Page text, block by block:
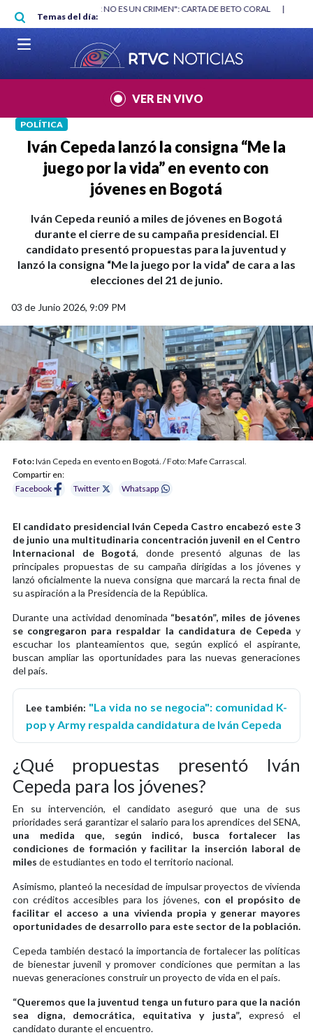
Pasar al contenido principal
Temas del día:
"HABLAR NO ES UN CRIMEN": CARTA DE BETO CORAL |
VER EN VIVO
POLÍTICA
Iván Cepeda lanzó la consigna “Me la
juego por la vida” en evento con
jóvenes en Bogotá
Iván Cepeda reunió a miles de jóvenes en Bogotá
durante el cierre de su campaña presidencial. El
candidato presentó propuestas para la juventud y
lanzó la consigna “Me la juego por la vida” de cara a las
elecciones del 21 de junio.
03 de Junio 2026, 9:09 PM
Foto:Iván Cepeda en evento en Bogotá. / Foto: Mafe Carrascal.
Compartir en:
Facebook
Twitter Whatsapp
El candidato presidencial Iván Cepeda Castro encabezó este 3
de junio una multitudinaria concentración juvenil en el Centro
Internacional de Bogotá, donde presentó algunas de las
principales propuestas de su campaña dirigidas a los jóvenes y
lanzó oficialmente la nueva consigna que marcará la recta final de
su aspiración a la Presidencia de la República.
Durante una actividad denominada “besatón”, miles de jóvenes
se congregaron para respaldar la candidatura de Cepeda y
escuchar los planteamientos que, según explicó el aspirante,
buscan ampliar las oportunidades para las nuevas generaciones
del país.
Lee también: "La vida no se negocia": comunidad K-
pop y Army respalda candidatura de Iván Cepeda
¿Qué propuestas presentó Iván
Cepeda para los jóvenes?
En su intervención, el candidato aseguró que una de sus
prioridades será garantizar el salario para los aprendices del SENA,
una medida que, según indicó, busca fortalecer las
condiciones de formación y facilitar la inserción laboral de
miles de estudiantes en todo el territorio nacional.
Asimismo, planteó la necesidad de impulsar proyectos de vivienda
con créditos accesibles para los jóvenes, con el propósito de
facilitar el acceso a una vivienda propia y generar mayores
oportunidades de desarrollo para este sector de la población.
Cepeda también destacó la importancia de fortalecer las políticas
de bienestar juvenil y promover condiciones que permitan a las
nuevas generaciones construir un proyecto de vida en el país.
“Queremos que la juventud tenga un futuro para que la nación
sea digna, democrática, equitativa y justa”,expresó el
candidato durante el encuentro.